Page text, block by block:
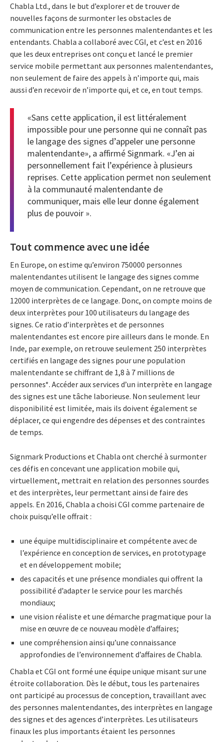
Chabla Ltd., dans le but d’explorer et de trouver de
nouvelles façons de surmonter les obstacles de
communication entre les personnes malentendantes et les
entendants. Chabla a collaboré avec CGI, et c’est en 2016
que les deux entreprises ont conçu et lancé le premier
service mobile permettant aux personnes malentendantes,
non seulement de faire des appels à n’importe qui, mais
aussi d’en recevoir de n’importe qui, et ce, en tout temps.
«Sans cette application, il est littéralement
impossible pour une personne qui ne connaît pas
le langage des signes d’appeler une personne
malentendante», a affirmé Signmark. «J’en ai
personnellement fait l’expérience à plusieurs
reprises. Cette application permet non seulement
à la communauté malentendante de
communiquer, mais elle leur donne également
plus de pouvoir ».
Tout commence avec une idée
En Europe, on estime qu’environ 750000 personnes
malentendantes utilisent le langage des signes comme
moyen de communication. Cependant, on ne retrouve que
12000 interprètes de ce langage. Donc, on compte moins de
deux interprètes pour 100 utilisateurs du langage des
signes. Ce ratio d’interprètes et de personnes
malentendantes est encore pire ailleurs dans le monde. En
Inde, par exemple, on retrouve seulement 250 interprètes
certifiés en langage des signes pour une population
malentendante se chiffrant de 1,8 à 7 millions de
personnes*. Accéder aux services d’un interprète en langage
des signes est une tâche laborieuse. Non seulement leur
disponibilité est limitée, mais ils doivent également se
déplacer, ce qui engendre des dépenses et des contraintes
de temps.
Signmark Productions et Chabla ont cherché à surmonter
ces défis en concevant une application mobile qui,
virtuellement, mettrait en relation des personnes sourdes
et des interprètes, leur permettant ainsi de faire des
appels. En 2016, Chabla a choisi CGI comme partenaire de
choix puisqu’elle offrait :
une équipe multidisciplinaire et compétente avec de
l’expérience en conception de services, en prototypage
et en développement mobile;
des capacités et une présence mondiales qui offrent la
possibilité d’adapter le service pour les marchés
mondiaux;
une vision réaliste et une démarche pragmatique pour la
mise en œuvre de ce nouveau modèle d’affaires;
une compréhension ainsi qu’une connaissance
approfondies de l’environnement d’affaires de Chabla.
Chabla et CGI ont formé une équipe unique misant sur une
étroite collaboration. Dès le début, tous les partenaires
ont participé au processus de conception, travaillant avec
des personnes malentendantes, des interprètes en langage
des signes et des agences d’interprètes. Les utilisateurs
finaux les plus importants étaient les personnes